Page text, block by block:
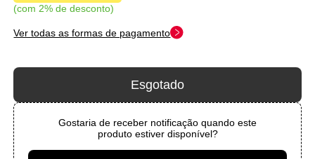
com 2% de desconto
Ver todas as formas de pagamento
Esgotado
Gostaria de receber notificação quando este
produto estiver disponível?